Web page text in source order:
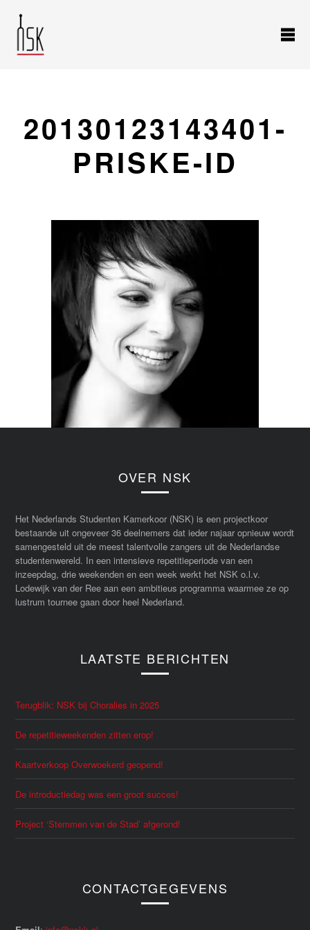
20130123143401-
PRISKE-ID
OVER NSK
Het Nederlands Studenten Kamerkoor (NSK) is een projectkoor
bestaande uit ongeveer 36 deelnemers dat ieder najaar opnieuw wordt
samengesteld uit de meest talentvolle zangers uit de Nederlandse
studentenwereld. In een intensieve repetitieperiode van een
inzeepdag, drie weekenden en een week werkt het NSK o.l.v.
Lodewijk van der Ree aan een ambitieus programma waarmee ze op
lustrum tournee gaan door heel Nederland.
LAATSTE BERICHTEN
Terugblik: NSK bij Choralies in 2025
De repetitieweekenden zitten erop!
Kaartverkoop Overwoekerd geopend!
De introductiedag was een groot succes!
Project ‘Stemmen van de Stad’ afgerond!
CONTACTGEGEVENS